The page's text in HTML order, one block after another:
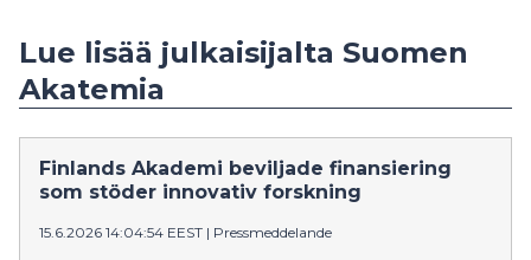
Lue lisää julkaisijalta Suomen
Akatemia
Finlands Akademi beviljade finansiering
som stöder innovativ forskning
15.6.2026 14:04:54 EEST | Pressmeddelande